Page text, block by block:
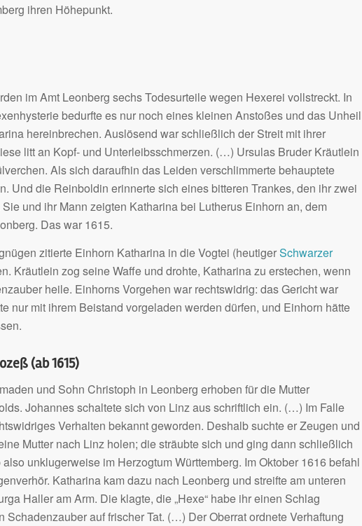
ihren Höhepunkt.
im Amt Leonberg sechs Todesurteile wegen Hexerei vollstreckt. In
bedurfte es nur noch eines kleinen Anstoßes und das Unheil
hereinbrechen. Auslösend war schließlich der Streit mit ihrer
litt an Kopf- und Unterleibsschmerzen. (…) Ursulas Bruder Kräutlein
Als sich daraufhin das Leiden verschlimmerte behauptete
Und die Reinboldin erinnerte sich eines bitteren Trankes, den ihr zwei
und ihr Mann zeigten Katharina bei Lutherus Einhorn an, dem
Das war 1615.
zitierte Einhorn Katharina in die Vogtei (heutigerSchwarzer
Kräutlein zog seine Waffe und drohte, Katharina zu erstechen, wenn
heile. Einhorns Vorgehen war rechtswidrig: das Gericht war
nur mit ihrem Beistand vorgeladen werden dürfen, und Einhorn hätte
(ab 1615)
und Sohn Christoph in Leonberg erhoben für die Mutter
Johannes schaltete sich von Linz aus schriftlich ein. (…) Im Falle
Verhalten bekannt geworden. Deshalb suchte er Zeugen und
Mutter nach Linz holen; die sträubte sich und ging dann schließlich
unklugerweise im Herzogtum Württemberg. Im Oktober 1616 befahl
Katharina kam dazu nach Leonberg und streifte am unteren
Haller am Arm. Die klagte, die „Hexe“ habe ihr einen Schlag
Schadenzauber auf frischer Tat. (…) Der Oberrat ordnete Verhaftung